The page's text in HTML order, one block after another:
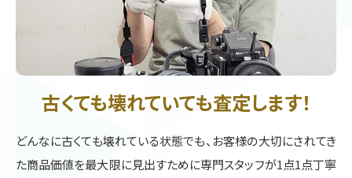
古くても壊れていても査定します！
どんなに古くても壊れている状態でも、お客様の大切にされてき
た商品価値を最大限に見出すために専門スタッフが1点1点丁寧